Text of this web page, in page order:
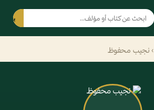
بحث
› نجيب محفوظ